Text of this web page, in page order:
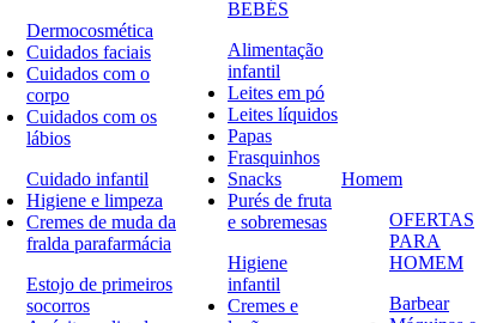
Dermocosmética
Cuidados faciais
Cuidados com o
corpo
Cuidados com os
lábios
Cuidado infantil
Higiene e limpeza
Cremes de muda da
fralda parafarmácia
Estojo de primeiros
socorros
BEBÉS
Alimentação
infantil
Leites em pó
Leites líquidos
Papas
Frasquinhos
Snacks
Purés de fruta
e sobremesas
Higiene
infantil
Cremes e
Homem
OFERTAS
PARA
HOMEM
Barbear